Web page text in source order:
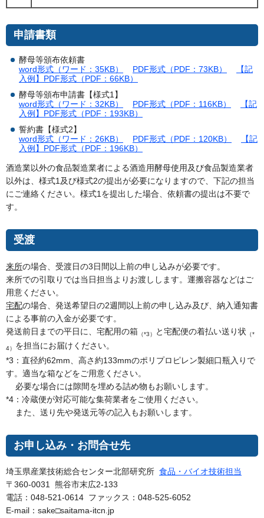
申請書類
酵母等頒布依頼書
word形式（ワード：35KB）
PDF形式（PDF：73KB）
【記
入例】PDF形式（PDF：66KB）
酵母等頒布申請書【様式1】
word形式（ワード：32KB）
PDF形式（PDF：116KB）
【記
入例】PDF形式（PDF：193KB）
誓約書【様式2】
word形式（ワード：26KB）
PDF形式（PDF：120KB）
【記
入例】PDF形式（PDF：196KB）
酒造業以外の食品製造業者による酒造用酵母使用及び食品製造業者
以外は、様式1及び様式2の提出が必要になりますので、下記の担当
にご連絡ください。様式1を提出した場合、依頼書の提出は不要で
す。
受渡
来所の場合、受渡日の3日間以上前の申し込みが必要です。
来所での引取りでは当日担当よりお渡しします。運搬容器などはご
用意ください。
宅配の場合、発送希望日の2週間以上前の申し込み及び、納入通知書
による事前の入金が必要です。
発送前日までの平日に、宅配用の箱 （*3） と宅配便の着払い送り状 （*
4） を担当にお届けください。
*3：直径約62mm、高さ約133mmのポリプロピレン製細口瓶入りで
す。適当な箱などをご用意ください。
必要な場合には隙間を埋める詰め物もお願いします。
*4：冷蔵便が対応可能な集荷業者をご使用ください。
また、送り先や発送元等の記入もお願いします。
お申し込み・お問合せ先
埼玉県産業技術総合センター北部研究所 食品・バイオ技術担当
〒360-0031 熊谷市末広2-133
電話：048-521-0614 ファックス：048-525-6052
E-mail：sake□saitama-itcn.jp